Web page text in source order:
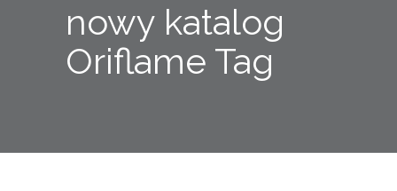
nowy katalog
Oriflame Tag